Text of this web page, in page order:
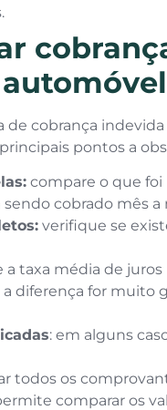
de cobrança
pontos a
compare o que
cobrado mês a
verifique se
a taxa média de
diferença for muito
: em alguns
todos os
comparar os